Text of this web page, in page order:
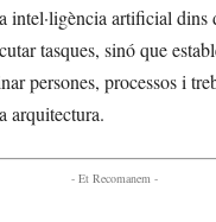
intel·ligència artificial dins
tasques, sinó que
persones, processos i
arquitectura.
- Et Recomanem -